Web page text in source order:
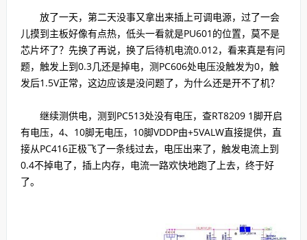
放了一天，第二天没事又拿出来插上可调电源，过了一会
儿摸到主板好像有点热，低头一看就是PU601的位置，莫不是
芯片坏了？先换了再说，换了后待机电流0.012，看来真是有问
题，触发上到0.3几还是掉电，测PC606处电压没触发为0，触
发后1.5V正常，这边应该是没问题了，为什么还是开不了机？
继续测供电，测到PC513处没有电压，查RT8209 1脚开启
有电压，4、10脚无电压，10脚VDDP由+5VALW直接提供，直
接从PC416正极飞了一条线过去，电压出来了，触发电流上到
0.4不掉电了，插上内存，电流一路欢快地跑了上去，终于好
了。